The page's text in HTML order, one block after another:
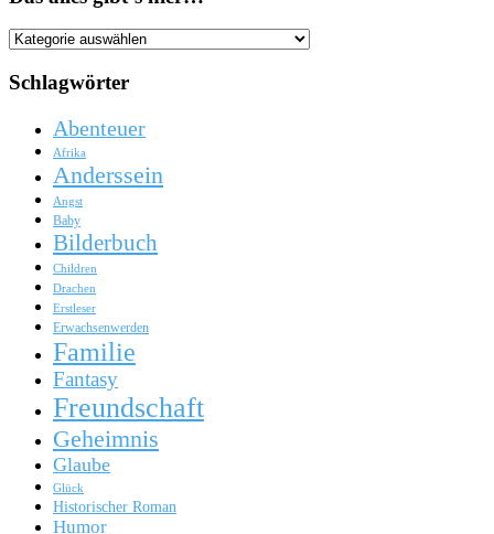
Das
gibt
Schlagwörter
Abenteuer
Afrika
Anderssein
Angst
Baby
Bilderbuch
Children
Drachen
Erstleser
Erwachsenwerden
Familie
Fantasy
Freundschaft
Geheimnis
Glaube
Glück
Historischer Roman
Humor